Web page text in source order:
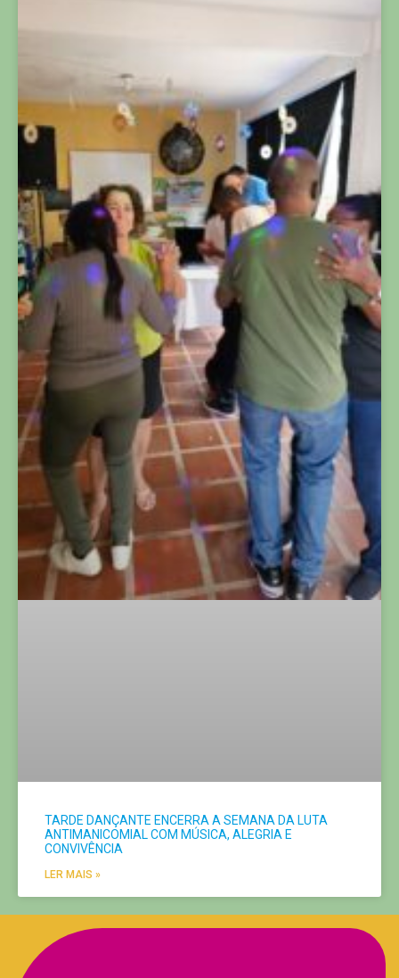
TARDE DANÇANTE ENCERRA A SEMANA DA LUTA
ANTIMANICOMIAL COM MÚSICA, ALEGRIA E
CONVIVÊNCIA
LER MAIS »